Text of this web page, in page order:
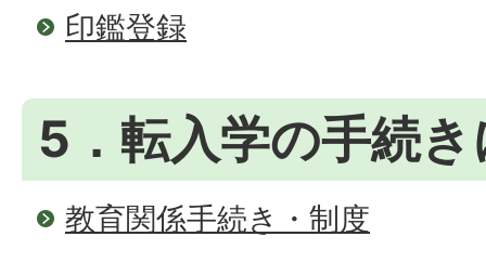
印鑑登録
5．転入学の手続
教育関係手続き・制度